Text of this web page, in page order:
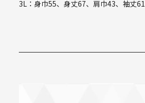
3L：身巾55、身丈67、肩巾43、袖丈61